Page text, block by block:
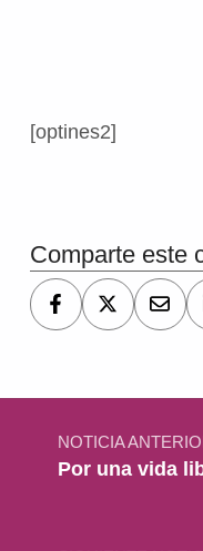
[optines2]
Comparte este
Navegación de entradas
NOTICIA
Por una vida